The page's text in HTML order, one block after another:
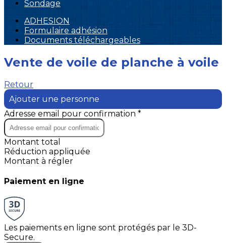
Sondage
ADHESION
Formulaire adhésion
Documents téléchargeables
Vente de voile de planche à voile
Retour
Ajouter une personne
Adresse email pour confirmation *
Montant total
Réduction appliquée
Montant à régler
Paiement en ligne
Les paiements en ligne sont protégés par le 3D-
Secure.